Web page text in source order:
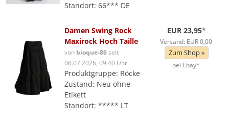
Standort: 66*** DE
Damen Swing Rock
Maxirock Hoch Taille
von bioque-86seit
06.07.2026, 09:40 Uhr
Produktgruppe: Röcke
Zustand: Neu ohne
Etikett
Standort: ***** LT
EUR 23,95*
Versand: EUR 0,00
Zum Shop »
bei Ebay*